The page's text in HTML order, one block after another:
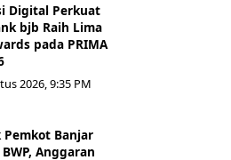
Digital Perkuat
bjb Raih Lima
pada PRIMA
2026, 9:35 PM
Pemkot Banjar
Anggaran